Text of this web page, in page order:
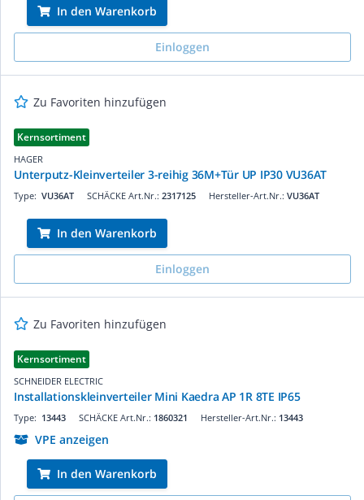
In den Warenkorb
Einloggen
Zu Favoriten hinzufügen
Kernsortiment
HAGER
Unterputz-Kleinverteiler 3-reihig 36M+Tür UP IP30 VU36AT
SCHÄCKE Art.Nr.: 2317125
Type: VU36AT Hersteller-Art.Nr.: VU36AT
In den Warenkorb
Einloggen
Zu Favoriten hinzufügen
Kernsortiment
SCHNEIDER ELECTRIC
Installationskleinverteiler Mini Kaedra AP 1R 8TE IP65
SCHÄCKE Art.Nr.: 1860321
Type: 13443 Hersteller-Art.Nr.: 13443
VPE anzeigen
In den Warenkorb